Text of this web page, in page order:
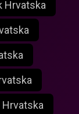
Hrvatska
Hrvatska